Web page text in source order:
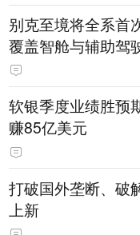
别克至境将全系首
覆盖智舱与辅助驾
软银季度业绩胜预
赚85亿美元
打破国外垄断、破
上新